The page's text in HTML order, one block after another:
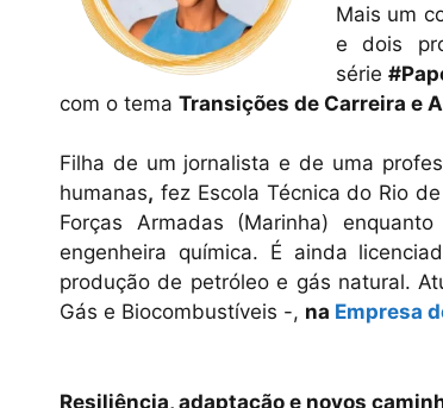
Mais um
e dois
série
com o tema Transições de Carreira e
Filha de um jornalista e de uma
humanas, fez Escola Técnica do Rio
Forças Armadas (Marinha)
engenheira química. É ainda
produção de petróleo e gás natural.
Gás e Biocombustíveis -, na Empresa
Resiliência, adaptação e novos